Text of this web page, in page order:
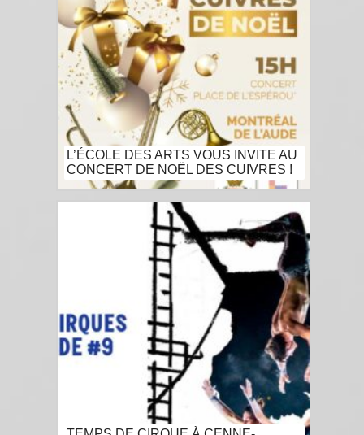
L’ÉCOLE DES ARTS VOUS INVITE AU
CONCERT DE NOËL DES CUIVRES !